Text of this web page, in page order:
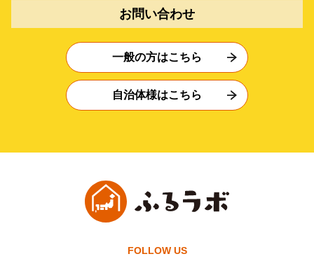
お問い合わせ
一般の方はこちら
自治体様はこちら
FOLLOW US